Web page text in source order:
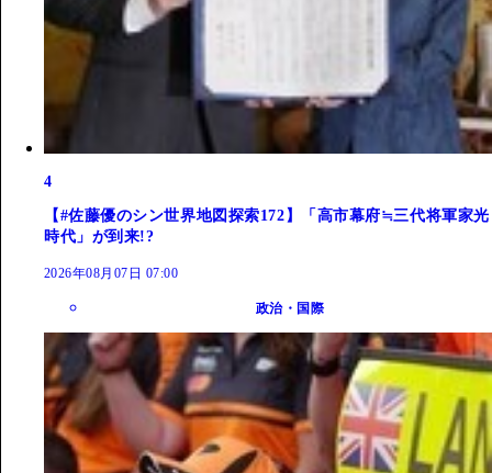
4
【#佐藤優のシン世界地図探索172】「高市幕府≒三代将軍家光
時代」が到来!?
2026年08月07日 07:00
政治・国際